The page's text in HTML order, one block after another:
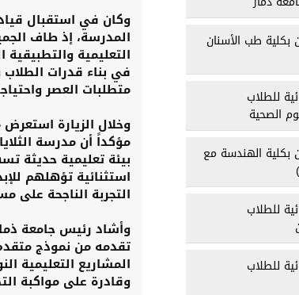
وكان في استقبال
المدرسة، إذ طاف
التعليمية
في بناء قدرات
متطلبات العصر
وخلال الزيارة
مؤكداً أن مدرسة
بيئة تعليمية حديثة
استثنائية تؤهلهم
التجربة الناجحة على
وأشاد رئيس جامعة
تقدمه من نموذج
المشاريع التعليمية
وقادرة على مواكبة
بكلية طب الأسنان
للطلاب
الصحية
بكلية الهندسة مع
للطلاب
للطلاب